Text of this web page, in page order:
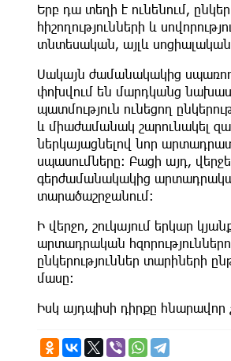
Երբ դա տեղի է ունենում,
հիշողությունների և
տնտեսական, այլև սոցիալական
Սակայն ժամանակակից
փոխվում են մարդկանց
պատմություն ունեցող
և միաժամանակ շարունակել
ներկայացնելով նոր
սպասումները։ Բացի այդ,
գերժամանակակից
տարածաշրջանում։
Ի վերջո, շուկայում երկար
արտադրական
ընկերություններ տարիների
մասը։
Իսկ այդպիսի դիրքը հնարավոր